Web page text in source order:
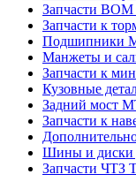
Запчасти
Запчасти к
Подшипники
Манжеты и
Запчасти к
Кузовные
Задний мост
Запчасти к
Шины и диски
Запчасти ЧТЗ